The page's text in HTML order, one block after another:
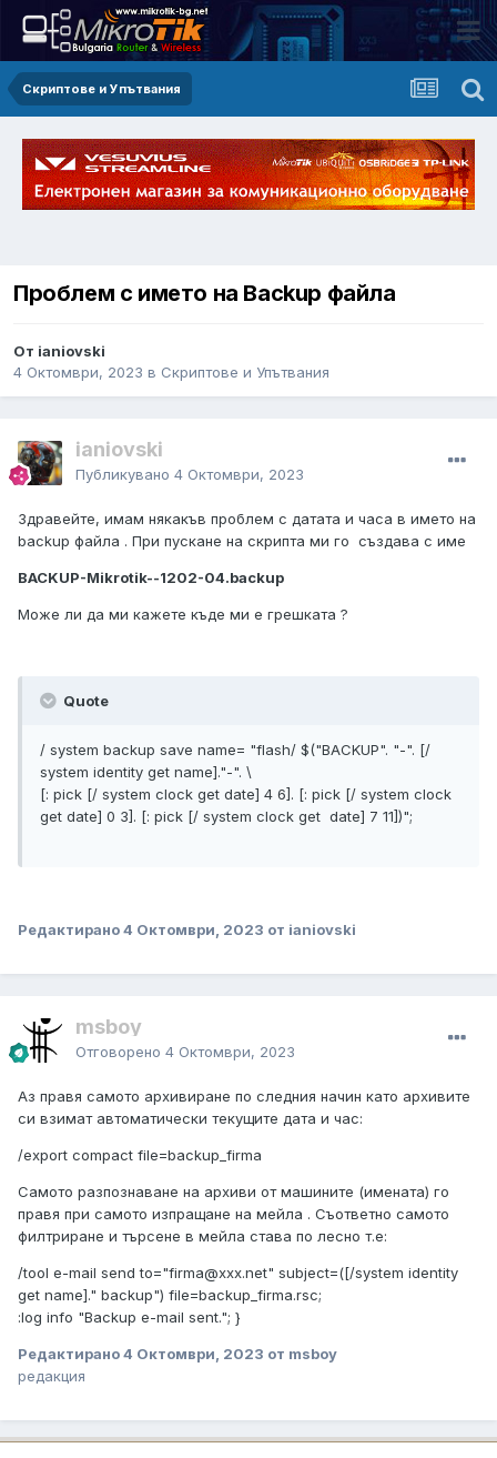
Скриптове и Упътвания
Проблем с името на Backup файла
От ianiovski
4 Октомври, 2023 в Скриптове и Упътвания
ianiovski
Публикувано 4 Октомври, 2023
Здравейте, имам някакъв проблем с датата и часа в името на
backup файла . При пускане на скрипта ми го създава с име
BACKUP-Mikrotik--1202-04.backup
Може ли да ми кажете къде ми е грешката ?
Quote
/ system backup save name= "flash/ $("BACKUP". "-". [/
system identity get name]."-". \
[: pick [/ system clock get date] 4 6]. [: pick [/ system clock
get date] 0 3]. [: pick [/ system clock get date] 7 11])";
Редактирано4 Октомври, 2023 от ianiovski
msboy
Отговорено 4 Октомври, 2023
Аз правя самото архивиране по следния начин като архивите
си взимат автоматически текущите дата и час:
/export compact file=backup_firma
Самото разпознаване на архиви от машините (имената) го
правя при самото изпращане на мейла . Съответно самото
филтриране и търсене в мейла става по лесно т.е:
/tool e-mail send to="firma@xxx.net" subject=([/system identity
get name]." backup") file=backup_firma.rsc;
:log info "Backup e-mail sent."; }
Редактирано4 Октомври, 2023 от msboy
редакция